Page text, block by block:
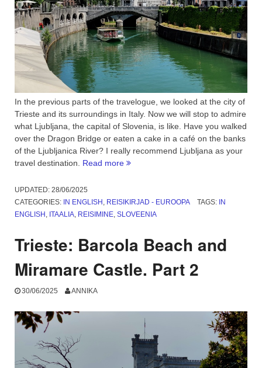
In the previous parts of the travelogue, we looked at the city of
Trieste and its surroundings in Italy. Now we will stop to admire
what Ljubljana, the capital of Slovenia, is like. Have you walked
over the Dragon Bridge or eaten a cake in a café on the banks
of the Ljubljanica River? I really recommend Ljubljana as your
travel destination. Read more “Ljubljana,
capital
of
3”
UPDATED: 28/06/2025
CATEGORIES: IN ENGLISH, REISIKIRJAD - EUROOPA TAGS: IN
ENGLISH, ITAALIA, REISIMINE, SLOVEENIA
Trieste: Barcola Beach and
Miramare Castle. Part 2
30/06/2025 ANNIKA